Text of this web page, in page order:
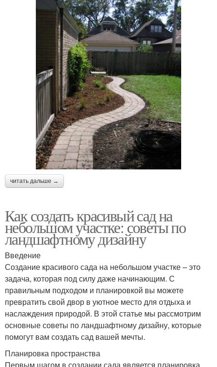
читать дальше →
Как создать красивый сад на
небольшом участке: советы по
ландшафтному дизайну
Введение
Создание красивого сада на небольшом участке – это
задача, которая под силу даже начинающим. С
правильным подходом и планировкой вы можете
превратить свой двор в уютное место для отдыха и
наслаждения природой. В этой статье мы рассмотрим
основные советы по ландшафтному дизайну, которые
помогут вам создать сад вашей мечты.
Планировка пространства
Первым шагом в создании сада является планировка